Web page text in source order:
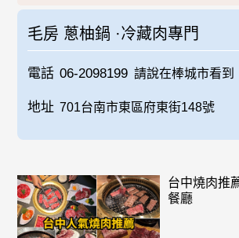
毛房 蔥柚鍋 ·冷藏肉專門
電話 06-2098199 請說在棒城市看到
地址 701台南市東區府東街148號
台中燒肉推
餐廳